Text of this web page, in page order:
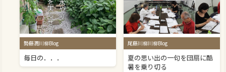
勢藤潤川柳Blog
毎日の．．．
尾藤川柳川柳Blog
夏の思い出の一句を団扇に酷
暑を乗り切る